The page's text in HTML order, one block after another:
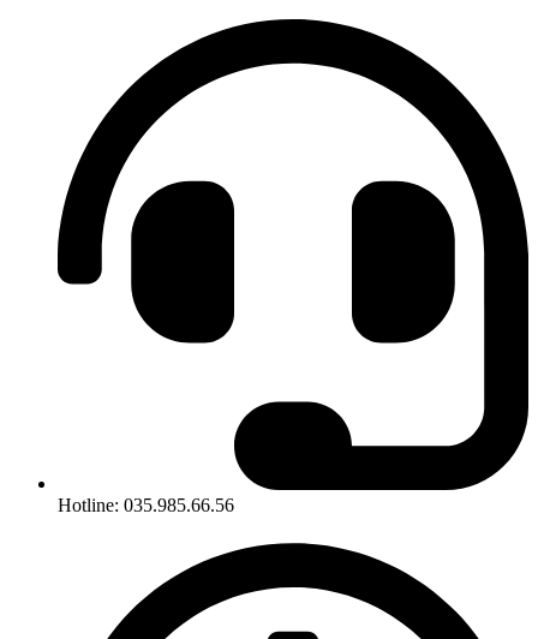
Hotline: 035.985.66.56